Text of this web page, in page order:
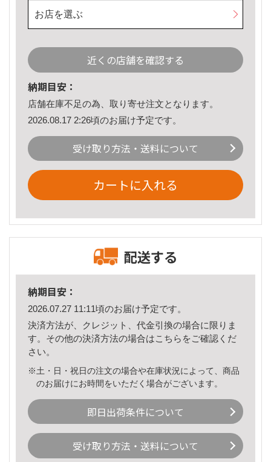
お店を選ぶ
近くの店舗を確認する
納期目安：
店舗在庫不足の為、取り寄せ注文となります。
2026.08.17 2:26頃のお届け予定です。
受け取り方法・送料について
カートに入れる
配送する
納期目安：
2026.07.27 11:11頃のお届け予定です。
決済方法が、クレジット、代金引換の場合に限りま
す。その他の決済方法の場合はこちら をご確認くだ
さい。
※土・日・祝日の注文の場合や在庫状況によって、商品
のお届けにお時間をいただく場合がございます。
即日出荷条件について
受け取り方法・送料について